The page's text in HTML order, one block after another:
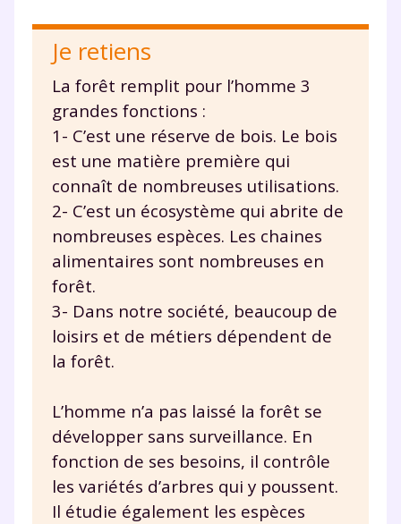
Je retiens
La forêt remplit pour l’homme 3
grandes fonctions :
1- C’est une réserve de bois. Le bois
est une matière première qui
connaît de nombreuses utilisations.
2- C’est un écosystème qui abrite de
nombreuses espèces. Les chaines
alimentaires sont nombreuses en
forêt.
3- Dans notre société, beaucoup de
loisirs et de métiers dépendent de
la forêt.
L’homme n’a pas laissé la forêt se
développer sans surveillance. En
fonction de ses besoins, il contrôle
les variétés d’arbres qui y poussent.
Il étudie également les espèces